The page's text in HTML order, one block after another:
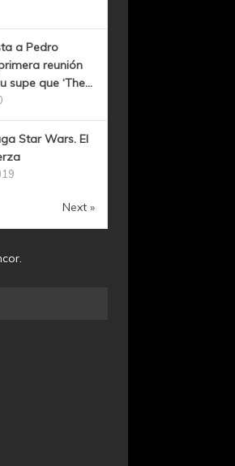
a Pedro
reunión
supe que ‘The...
Star Wars. El
Next »